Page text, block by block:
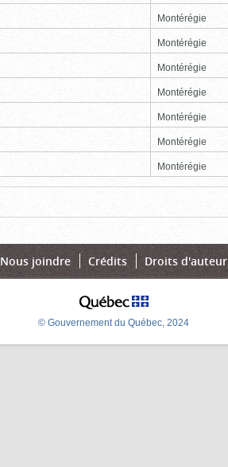
Montérégie
Montérégie
Montérégie
Montérégie
Montérégie
Montérégie
Montérégie
Nous joindre Crédits Droits d'auteur
© Gouvernement du Québec, 2024